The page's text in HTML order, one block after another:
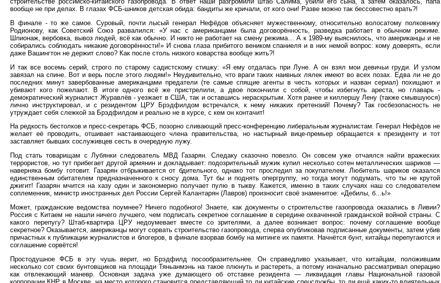
вообще не при делах. В глазах ФСБ-шников детская обида: бандиты же кричали, от кого они! Разве можно так бессовестно врать?!
В финале - то же самое. Суровый, почти лысый генерал Нефёдов объясняет мужественному, относительно волосатому полковнику
Родионову, как Советский Союз развалился: «У нас с американцами была договорённость, разведка работает в обычном режиме.
Шпионаж, вербовка, вывоз людей, всё как обычно. И никто не работает на смену режима… А к 1989-му выяснилось, что американцы и не
собирались соблюдать никакие договорённости!» И снова глаза прибитого веником спаниеля и в них немой вопрос: кому доверять, если
даже Вашингтон не держит слово? Как после столь низкого коварства вообще жить?!
И так все восемь серий, строго по старому садистскому стишку: «Я ему отдалась при Луне. А он взял мои девичьи груди. И узлом
завязал на спине. Вот и верь после этого людям!» Неудивительно, что враги таких наивных лялек имеют во всех позах. Едва ли не до
последних минут завербованные американцами предатели (те самые спящие агенты в честь которых и назван сериал) похищают и
убивают кого пожелают. В итоге одного всё же пристрелили, а двое покончили с собой, чтобы избегнуть ареста, но главарь -
демократический журналист Журавлёв - уезжает в США, так и оставшись нераскрытым. Хотя ранее и киллершу Лену (также смывшуюся)
лично инструктировал, и с резидентом ЦРУ Брэдфилдом встречался, к нему никаких претензий! Почему? Так госбезопасность не
утруждает себя слежкой за Брэдфилдом и реально не в курсе, с кем он контачит!
На редкость бестолков и пресс-секретарь ФСБ, позорно сливающий пресс-конференцию либеральным журналистам. Генерал Нефёдов не
желает её проводить, отшивает настаивающего члена правительства, но настырный вице-премьер обращается к президенту и тот
заставляет бывших сослуживцев сесть в очередную лужу.
Под стать товарищам с Лубянки следователь МВД Газарян. Следаку сказочно повезло. Он совсем уже отчаялся найти вражеских
террористов, но тут прибегает другой армянин и докладывает: подозрительный мужик купил несколько сотен металлических шариков —
наверняка бомбу готовит. Газарян отбрыкивается от бдительного, однако тот проследил за покупателем. Любитель шариков оказался
единственным обитателем предназначенного к сносу дома. Тут бы и поднять опергруппу, но тогда могут подумать, что ты не крутой
джигит! Газарян мчится на хазу один и закономерно получает пулю в тыкву. Кажется, именно в таких случаях наш со следователем
соплеменник, министр иностранных дел России Сергей Калантарян (Лавров) произносит своё знаменитое: «Дебилы, б...ь!»
Может, гражданские ведомства поумнее? Ничего подобного! Знаете, как документы о строительстве газопровода оказались в Ливии?
Россия с Китаем не нашли ничего лучшего, чем подписать секретное соглашение в середине охваченной гражданской войной страны. С
какого перепугу? Штаб-квартира ЦРУ недоумевает вместе со зрителями, а далее возникает вопрос: почему соглашение вообще
секретное? Оказывается, американцы могут сорвать строительство газопровода, сперва опубликовав подписанные документы, затем убив
причастных к публикации журналистов и блогеров, в финале взорвав бомбу на митинге их памяти. Начнётся бунт, китайцы перепугаются и
соглашение сорвётся!
Простодушное ФСБ в эту чушь верит, но Брэдфилд посообразительнее. Он справедливо указывает, что китайцам, положившим
несколько сот своих бунтовщиков на площади Тяньанмэнь на такое плюнуть и растереть, а потому изначально рассматривал операцию
как отвлекающий маневр. Основная задача уже думающего об отставке резидента — ликвидация главы Национальной газовой